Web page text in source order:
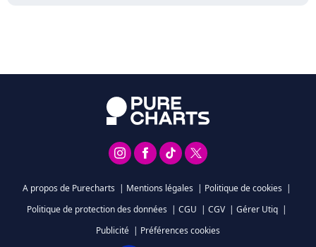
A propos de Purecharts | Mentions légales | Politique de cookies |
Politique de protection des données | CGU | CGV | Gérer Utiq |
Publicité | Préférences cookies